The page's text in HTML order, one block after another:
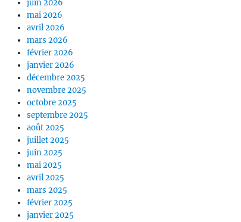
juin 2026
mai 2026
avril 2026
mars 2026
février 2026
janvier 2026
décembre 2025
novembre 2025
octobre 2025
septembre 2025
août 2025
juillet 2025
juin 2025
mai 2025
avril 2025
mars 2025
février 2025
janvier 2025